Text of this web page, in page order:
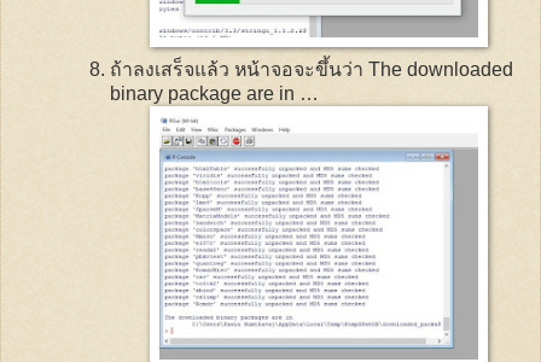
ถ้าลงเสร็จแล้ว หน้าจอจะขึ้นว่า The downloaded
binary package are in …